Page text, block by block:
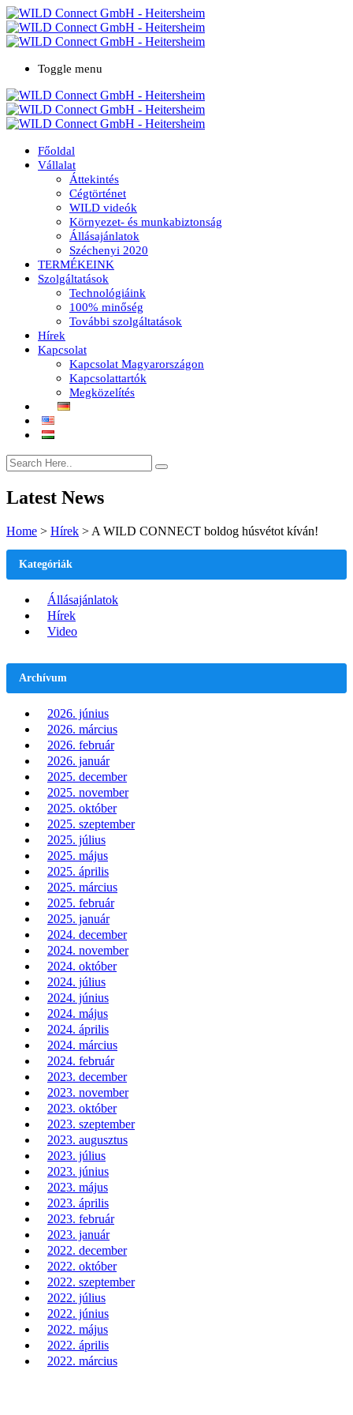
Toggle menu
Főoldal
Vállalat
Áttekintés
Cégtörténet
WILD videók
Környezet- és munkabiztonság
Állásajánlatok
Széchenyi 2020
TERMÉKEINK
Szolgáltatások
Technológiáink
100% minőség
További szolgáltatások
Hírek
Kapcsolat
Kapcsolat Magyarországon
Kapcsolattartók
Megközelítés
Latest News
Home > Hírek > A WILD CONNECT boldog húsvétot kíván!
Kategóriák
Állásajánlatok
Hírek
Video
Archívum
2026. június
2026. március
2026. február
2026. január
2025. december
2025. november
2025. október
2025. szeptember
2025. július
2025. május
2025. április
2025. március
2025. február
2025. január
2024. december
2024. november
2024. október
2024. július
2024. június
2024. május
2024. április
2024. március
2024. február
2023. december
2023. november
2023. október
2023. szeptember
2023. augusztus
2023. július
2023. június
2023. május
2023. április
2023. február
2023. január
2022. december
2022. október
2022. szeptember
2022. július
2022. június
2022. május
2022. április
2022. március